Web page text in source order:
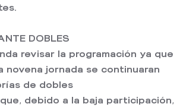
DOBLES
revisar la programación ya que
novena jornada se continuaran
de dobles
debido a la baja participación,